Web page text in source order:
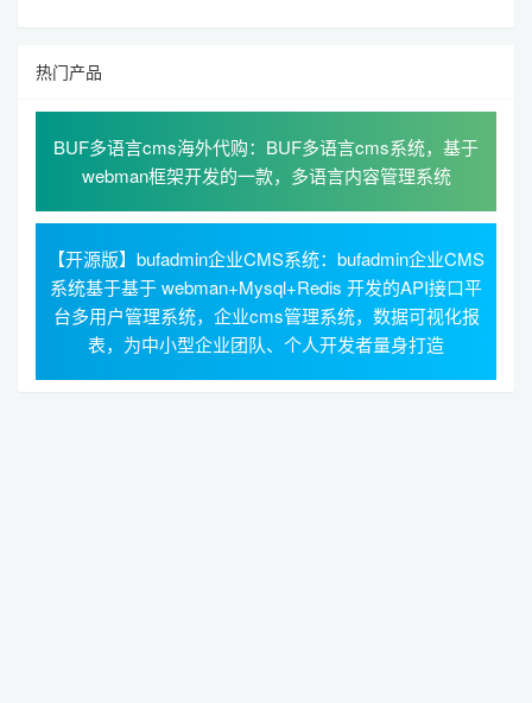
热门产品
BUF多语言cms海外代购：BUF多语言cms系统，基于
webman框架开发的一款，多语言内容管理系统
【开源版】bufadmin企业CMS系统：bufadmin企业CMS
系统基于基于 webman+Mysql+Redis 开发的API接口平
台多用户管理系统，企业cms管理系统，数据可视化报
表，为中小型企业团队、个人开发者量身打造